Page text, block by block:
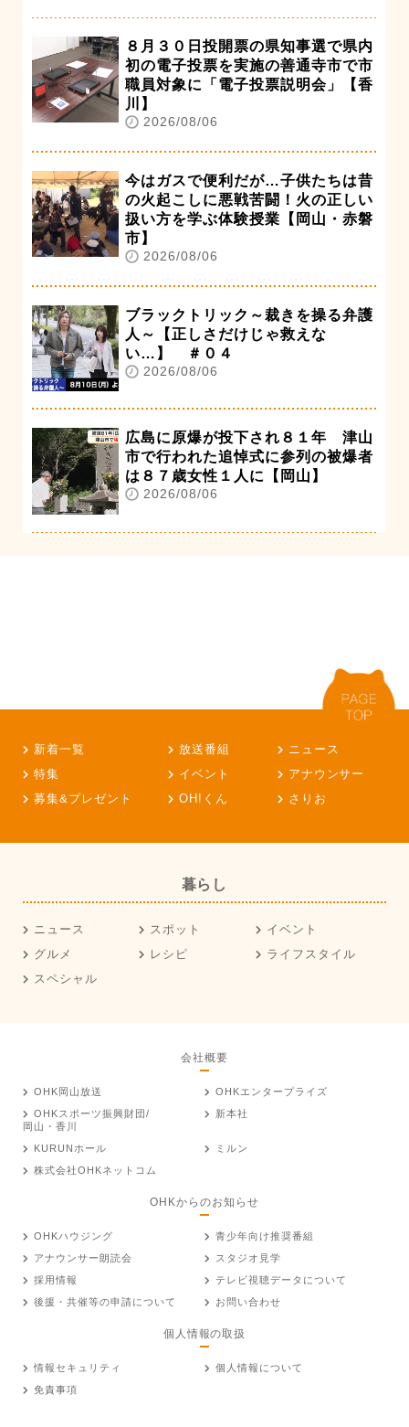
８月３０日投開票の県知事選で県内
初の電子投票を実施の善通寺市で市
職員対象に「電子投票説明会」【香
川】
2026/08/06
今はガスで便利だが…子供たちは昔
の火起こしに悪戦苦闘！火の正しい
扱い方を学ぶ体験授業【岡山・赤磐
市】
2026/08/06
ブラックトリック～裁きを操る弁護
人～【正しさだけじゃ救えな
い…】 ＃０４
2026/08/06
広島に原爆が投下され８１年 津山
市で行われた追悼式に参列の被爆者
は８７歳女性１人に【岡山】
2026/08/06
新着一覧 放送番組
ニュース
特集
イベント
アナウンサー
募集&プレゼント
OH!くん さりお
暮らし
ニュース スポット
イベント
グルメ
レシピ
ライフスタイル
スペシャル
会社概要
OHK岡山放送
OHKエンタープライズ
OHKスポーツ振興財団/
岡山・香川
新本社
KURUNホール
ミルン
株式会社OHKネットコム
OHKからのお知らせ
OHKハウジング
青少年向け推奨番組
アナウンサー朗読会
スタジオ見学
採用情報
テレビ視聴データについて
後援・共催等の申請について
お問い合わせ
個人情報の取扱
情報セキュリティ
個人情報について
免責事項